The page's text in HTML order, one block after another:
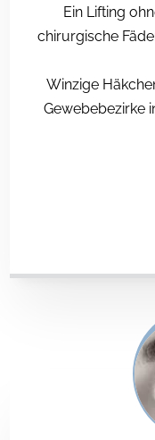
Ein Lifting
chirurgische
Winzige
Gewebebezirke